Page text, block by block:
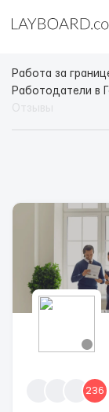
Работа за
Работодатели в
236